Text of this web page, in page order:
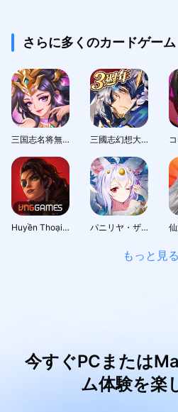
さらに多くのカードゲーム
三国志名将無双 三國志幻想大陸：新世界服
Huyền Thoại Runeterra パニリヤ・ザ・リバイバル
もっと見る
今すぐPCまたは
ム体験を楽